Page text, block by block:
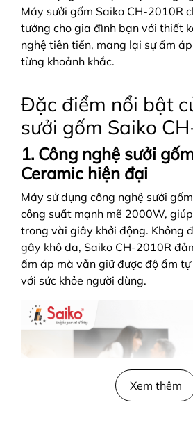
Máy sưởi gốm Saiko CH-2010R
tưởng cho gia đình bạn với thiết
nghệ tiên tiến, mang lại sự ấm
từng khoảnh khắc.
Đặc điểm nổi bật
sưởi gốm Saiko
1. Công nghệ sưởi
Ceramic hiện đại
Máy sử dụng công nghệ sưởi
công suất mạnh mẽ 2000W,
trong vài giây khởi động. Không
gây khô da, Saiko CH-2010R
ấm áp mà vẫn giữ được độ ẩm
với sức khỏe người dùng.
Xem thêm